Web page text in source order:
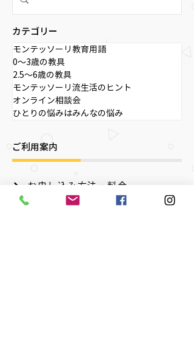
カテゴリー
モンテッソーリ教育用語
0～3歳の教具
2.5～6歳の教具
モンテッソーリ流生活のヒント
オンライン相談会
ひとりの悩みはみんなの悩み
ご利用案内
お申し込み方法・料金